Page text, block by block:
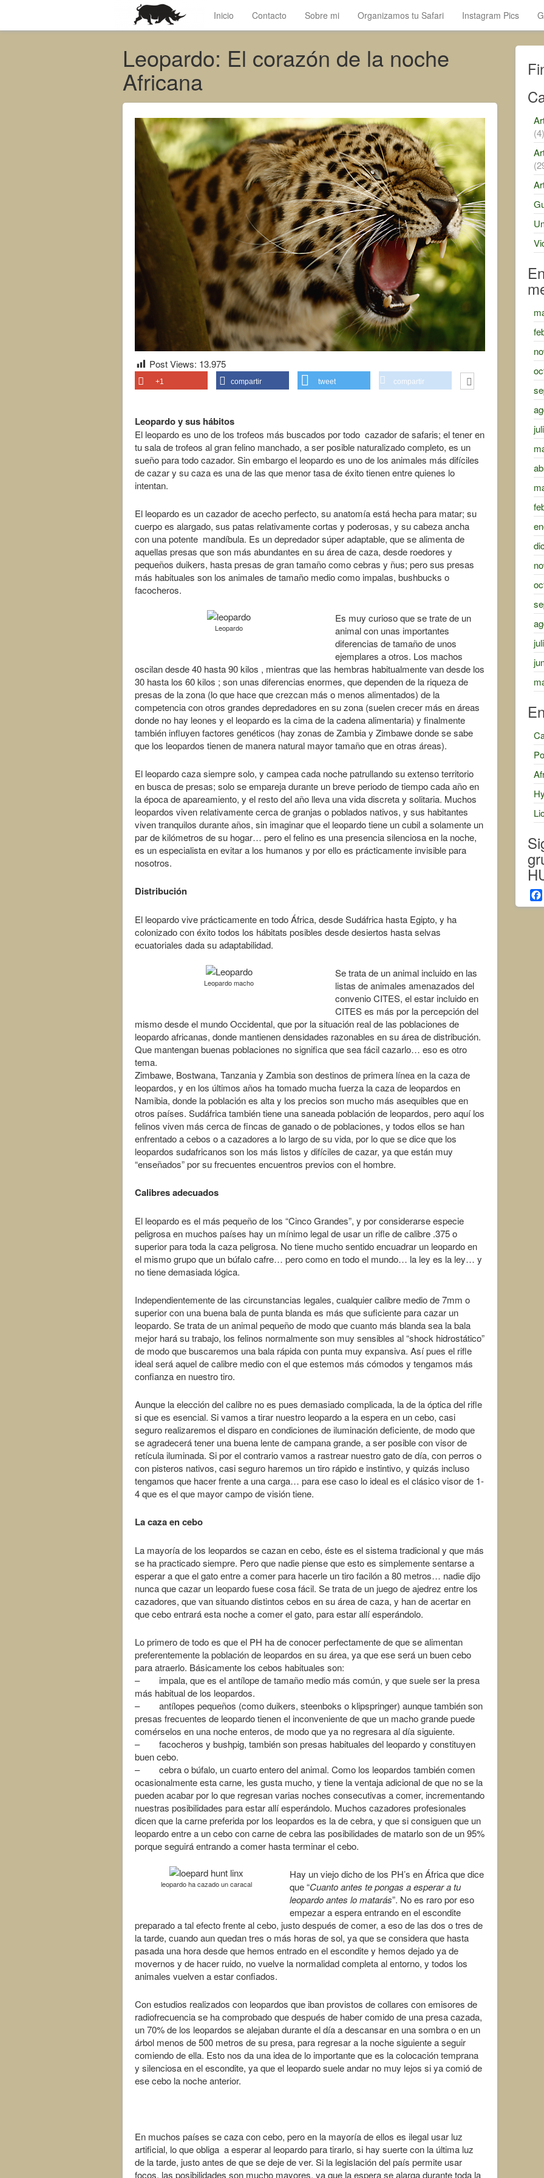
Inicio Contacto Sobre mi Organizamos tu Safari Instagram Pics
Leopardo: El corazón de la noche
Africana
Post Views: 13.975
+1 compartir tweet compartir
Leopardo y sus hábitos
El leopardo es uno de los trofeos más buscados por todo cazador de safaris; el tener en
tu sala de trofeos al gran felino manchado, a ser posible naturalizado completo, es un
sueño para todo cazador. Sin embargo el leopardo es uno de los animales más difíciles
de cazar y su caza es una de las que menor tasa de éxito tienen entre quienes lo
intentan.
El leopardo es un cazador de acecho perfecto, su anatomía está hecha para matar; su
cuerpo es alargado, sus patas relativamente cortas y poderosas, y su cabeza ancha
con una potente mandíbula. Es un depredador súper adaptable, que se alimenta de
aquellas presas que son más abundantes en su área de caza, desde roedores y
pequeños duikers, hasta presas de gran tamaño como cebras y ñus; pero sus presas
más habituales son los animales de tamaño medio como impalas, bushbucks o
facocheros.
Leopardo
Es muy curioso que se trate de un
animal con unas importantes
diferencias de tamaño de unos
ejemplares a otros. Los machos
oscilan desde 40 hasta 90 kilos , mientras que las hembras habitualmente van desde los
30 hasta los 60 kilos ; son unas diferencias enormes, que dependen de la riqueza de
presas de la zona (lo que hace que crezcan más o menos alimentados) de la
competencia con otros grandes depredadores en su zona (suelen crecer más en áreas
donde no hay leones y el leopardo es la cima de la cadena alimentaria) y finalmente
también influyen factores genéticos (hay zonas de Zambia y Zimbawe donde se sabe
que los leopardos tienen de manera natural mayor tamaño que en otras áreas).
El leopardo caza siempre solo, y campea cada noche patrullando su extenso territorio
en busca de presas; solo se empareja durante un breve periodo de tiempo cada año en
la época de apareamiento, y el resto del año lleva una vida discreta y solitaria. Muchos
leopardos viven relativamente cerca de granjas o poblados nativos, y sus habitantes
viven tranquilos durante años, sin imaginar que el leopardo tiene un cubil a solamente un
par de kilómetros de su hogar… pero el felino es una presencia silenciosa en la noche,
es un especialista en evitar a los humanos y por ello es prácticamente invisible para
nosotros.
Distribución
El leopardo vive prácticamente en todo África, desde Sudáfrica hasta Egipto, y ha
colonizado con éxito todos los hábitats posibles desde desiertos hasta selvas
ecuatoriales dada su adaptabilidad.
Leopardo macho
Se trata de un animal incluido en las
listas de animales amenazados del
convenio CITES, el estar incluido en
CITES es más por la percepción del
mismo desde el mundo Occidental, que por la situación real de las poblaciones de
leopardo africanas, donde mantienen densidades razonables en su área de distribución.
Que mantengan buenas poblaciones no significa que sea fácil cazarlo… eso es otro
tema.
Zimbawe, Bostwana, Tanzania y Zambia son destinos de primera línea en la caza de
leopardos, y en los últimos años ha tomado mucha fuerza la caza de leopardos en
Namibia, donde la población es alta y los precios son mucho más asequibles que en
otros países. Sudáfrica también tiene una saneada población de leopardos, pero aquí los
felinos viven más cerca de fincas de ganado o de poblaciones, y todos ellos se han
enfrentado a cebos o a cazadores a lo largo de su vida, por lo que se dice que los
leopardos sudafricanos son los más listos y difíciles de cazar, ya que están muy
“enseñados” por su frecuentes encuentros previos con el hombre.
Calibres adecuados
El leopardo es el más pequeño de los “Cinco Grandes”, y por considerarse especie
peligrosa en muchos países hay un mínimo legal de usar un rifle de calibre .375 o
superior para toda la caza peligrosa. No tiene mucho sentido encuadrar un leopardo en
el mismo grupo que un búfalo cafre… pero como en todo el mundo… la ley es la ley… y
no tiene demasiada lógica.
Independientemente de las circunstancias legales, cualquier calibre medio de 7mm o
superior con una buena bala de punta blanda es más que suficiente para cazar un
leopardo. Se trata de un animal pequeño de modo que cuanto más blanda sea la bala
mejor hará su trabajo, los felinos normalmente son muy sensibles al “shock hidrostático”
de modo que buscaremos una bala rápida con punta muy expansiva. Así pues el rifle
ideal será aquel de calibre medio con el que estemos más cómodos y tengamos más
confianza en nuestro tiro.
Aunque la elección del calibre no es pues demasiado complicada, la de la óptica del rifle
si que es esencial. Si vamos a tirar nuestro leopardo a la espera en un cebo, casi
seguro realizaremos el disparo en condiciones de iluminación deficiente, de modo que
se agradecerá tener una buena lente de campana grande, a ser posible con visor de
retícula iluminada. Si por el contrario vamos a rastrear nuestro gato de día, con perros o
con pisteros nativos, casi seguro haremos un tiro rápido e instintivo, y quizás incluso
tengamos que hacer frente a una carga… para ese caso lo ideal es el clásico visor de 1-
4 que es el que mayor campo de visión tiene.
La caza en cebo
La mayoría de los leopardos se cazan en cebo, éste es el sistema tradicional y que más
se ha practicado siempre. Pero que nadie piense que esto es simplemente sentarse a
esperar a que el gato entre a comer para hacerle un tiro facilón a 80 metros… nadie dijo
nunca que cazar un leopardo fuese cosa fácil. Se trata de un juego de ajedrez entre los
cazadores, que van situando distintos cebos en su área de caza, y han de acertar en
que cebo entrará esta noche a comer el gato, para estar allí esperándolo.
Lo primero de todo es que el PH ha de conocer perfectamente de que se alimentan
preferentemente la población de leopardos en su área, ya que ese será un buen cebo
para atraerlo. Básicamente los cebos habituales son:
– impala, que es el antílope de tamaño medio más común, y que suele ser la presa
más habitual de los leopardos.
– antílopes pequeños (como duikers, steenboks o klipspringer) aunque también son
presas frecuentes de leopardo tienen el inconveniente de que un macho grande puede
comérselos en una noche enteros, de modo que ya no regresara al día siguiente.
– facocheros y bushpig, también son presas habituales del leopardo y constituyen
buen cebo.
– cebra o búfalo, un cuarto entero del animal. Como los leopardos también comen
ocasionalmente esta carne, les gusta mucho, y tiene la ventaja adicional de que no se la
pueden acabar por lo que regresan varias noches consecutivas a comer, incrementando
nuestras posibilidades para estar allí esperándolo. Muchos cazadores profesionales
dicen que la carne preferida por los leopardos es la de cebra, y que si consiguen que un
leopardo entre a un cebo con carne de cebra las posibilidades de matarlo son de un 95%
porque seguirá entrando a comer hasta terminar el cebo.
leopardo ha cazado un caracal
Hay un viejo dicho de los PH’s en África que dice
que “Cuanto antes te pongas a esperar a tu
leopardo antes lo matarás”. No es raro por eso
empezar a espera entrando en el escondite
preparado a tal efecto frente al cebo, justo después de comer, a eso de las dos o tres de
la tarde, cuando aun quedan tres o más horas de sol, ya que se considera que hasta
pasada una hora desde que hemos entrado en el escondite y hemos dejado ya de
movernos y de hacer ruido, no vuelve la normalidad completa al entorno, y todos los
animales vuelven a estar confiados.
Con estudios realizados con leopardos que iban provistos de collares con emisores de
radiofrecuencia se ha comprobado que después de haber comido de una presa cazada,
un 70% de los leopardos se alejaban durante el día a descansar en una sombra o en un
árbol menos de 500 metros de su presa, para regresar a la noche siguiente a seguir
comiendo de ella. Esto nos da una idea de lo importante que es la colocación temprana
y silenciosa en el escondite, ya que el leopardo suele andar no muy lejos si ya comió de
ese cebo la noche anterior.
En muchos países se caza con cebo, pero en la mayoría de ellos es ilegal usar luz
artificial, lo que obliga a esperar al leopardo para tirarlo, si hay suerte con la última luz
de la tarde, justo antes de que se deje de ver. Si la legislación del país permite usar
focos, las posibilidades son mucho mayores, ya que la espera se alarga durante toda la
(4)